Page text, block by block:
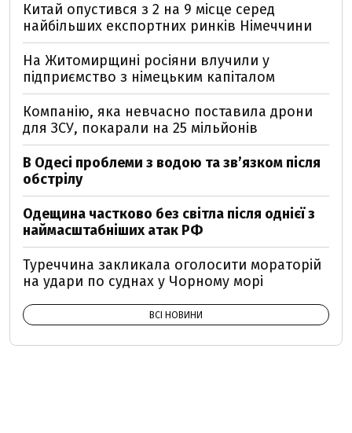
Китай опустився з 2 на 9 місце серед
найбільших експортних ринків Німеччини
На Житомирщині росіяни влучили у
підприємство з німецьким капіталом
Компанію, яка невчасно поставила дрони
для ЗСУ, покарали на 25 мільйонів
В Одесі проблеми з водою та звʼязком після
обстрілу
Одещина частково без світла після однієї з
наймасштабніших атак РФ
Туреччина закликала оголосити мораторій
на удари по суднах у Чорному морі
ВСІ НОВИНИ